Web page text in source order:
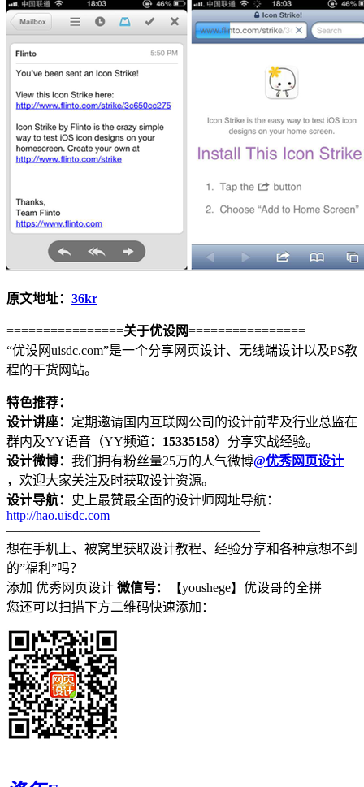
原文地址： 36kr
================关于优设网================
“优设网uisdc.com”是一个分享网页设计、无线端设计以及PS教
程的干货网站。
特色推荐：
设计讲座： 定期邀请国内互联网公司的设计前辈及行业总监在
群内及YY语音（YY频道： 15335158）分享实战经验。
设计微博： 我们拥有粉丝量25万的人气微博@优秀网页设计
，欢迎大家关注及时获取设计资源。
设计导航：
史上最赞最全面的设计师网址导航：
http://hao.uisdc.com
———————————————————–
想在手机上、被窝里获取设计教程、经验分享和各种意想不到
的”福利”吗？
添加 优秀网页设计 微信号：【youshege】优设哥的全拼
您还可以扫描下方二维码快速添加：